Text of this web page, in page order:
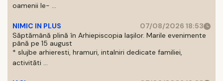
oamenii le- ...
NIMIC IN PLUS
07/08/2026 18:53
Săptămână plină în Arhiepiscopia Iașilor. Marile evenimente
până pe 15 august
* slujbe arhieresti, hramuri, intalniri dedicate familiei,
activităti ...